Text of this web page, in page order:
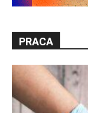
PRACA